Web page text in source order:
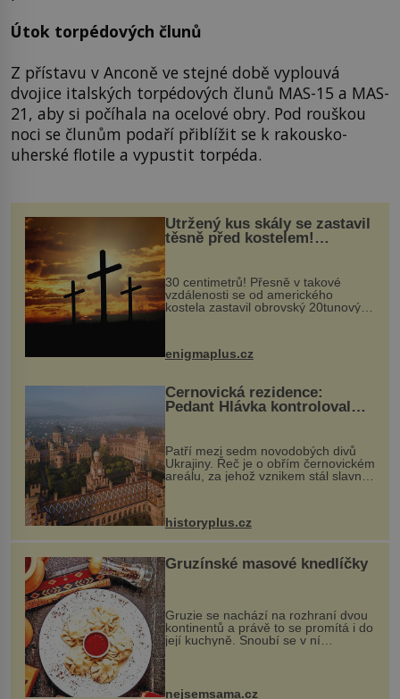
Útok torpédových člunů
Z přístavu v Anconě ve stejné době vyplouvá
dvojice italských torpédových člunů MAS-15 a MAS-
21, aby si počíhala na ocelové obry. Pod rouškou
noci se člunům podaří přiblížit se k rakousko-
uherské flotile a vypustit torpéda.
Utržený kus skály se zastavil
těsně před kostelem!
Ochránila ho boží síla?
30 centimetrů! Přesně v takové
vzdálenosti se od amerického
kostela zastavil obrovský 20tunový
...
enigmaplus.cz
Černovická rezidence:
Pedant Hlávka kontroloval
Patří mezi sedm novodobých divů
Ukrajiny. Řeč je o obřím černovickém
areálu, za jehož vznikem stál slavný
český architekt Josef Hlávka. Ten si
na něm dal mimořádně záležet. Jeho
historyplus.cz
Gruzínské masové knedlíčky
Gruzie se nachází na rozhraní dvou
kontinentů a právě to se promítá i do
její kuchyně. Snoubí se v ní
evropské a asijské chutě a díky tomu
pokrmy, které rozhodně st...
nejsemsama.cz